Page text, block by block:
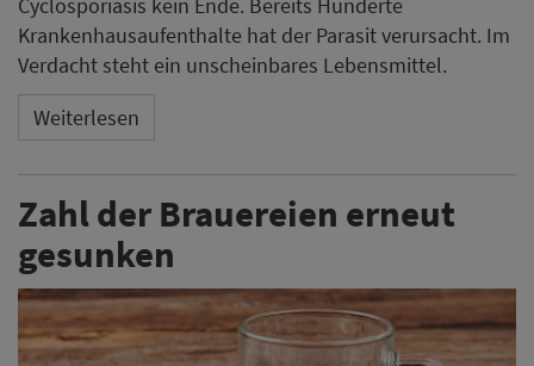
Krankenhausaufenthalte hat der Parasit verursacht. Im
Verdacht steht ein unscheinbares Lebensmittel.
Weiterlesen
Zahl der Brauereien erneut
gesunken